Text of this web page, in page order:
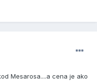
Mesarosa....a cena je ako